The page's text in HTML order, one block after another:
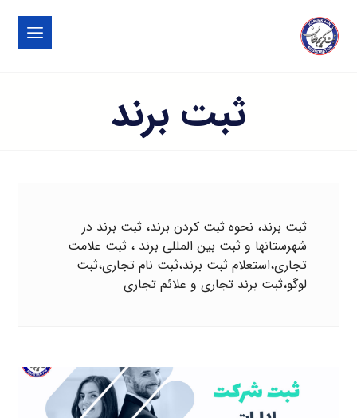
ثبت برند
ثبت برند، نحوه ثبت کردن برند، ثبت برند در
شهرستانها و ثبت بین المللی برند ، ثبت علامت
تجاری،استعلام ثبت برند،ثبت نام تجاری،ثبت
لوگو،ثبت برند تجاری و علائم تجاری